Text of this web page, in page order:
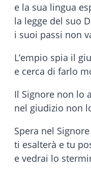
e la sua lingua
la legge del suo
i suoi passi non
L’empio spia il
e cerca di farlo
Il Signore non lo
nel giudizio non
Spera nel
ti esalterà e tu
e vedrai lo